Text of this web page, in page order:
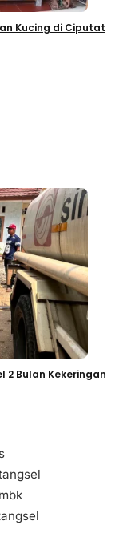
Kucing di Ciputat
2 Bulan Kekeringan